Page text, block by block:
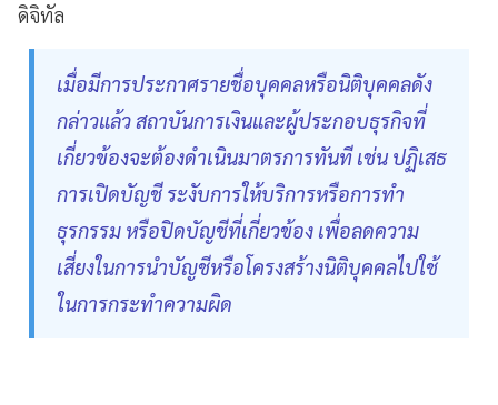
ดิจิทัล
เมื่อมีการประกาศรายชื่อบุคคลหรือนิติบุคคลดัง
กล่าวแล้ว สถาบันการเงินและผู้ประกอบธุรกิจที่
เกี่ยวข้องจะต้องดำเนินมาตรการทันที เช่น ปฏิเสธ
การเปิดบัญชี ระงับการให้บริการหรือการทำ
ธุรกรรม หรือปิดบัญชีที่เกี่ยวข้อง เพื่อลดความ
เสี่ยงในการนำบัญชีหรือโครงสร้างนิติบุคคลไปใช้
ในการกระทำความผิด